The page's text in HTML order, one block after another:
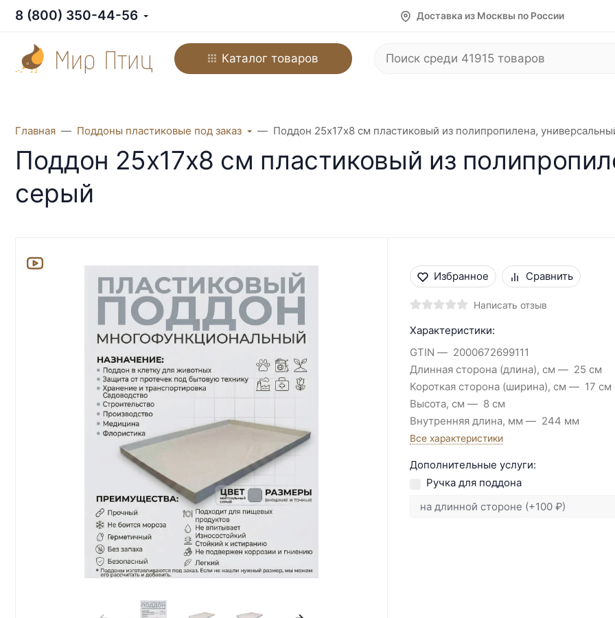
8 (800) 350-44-56 Доставка из Москвы по России
Каталог товаров
Главная Поддоны пластиковые под заказ Поддон 25х17х8 см пластиковый из полипропилена,
Поддон 25х17х8 см пластиковый из
серый
Избранное Сравнить
Написать отзыв
Характеристики:
GTIN
2000672699111
Длинная сторона (длина), см
25 см
Короткая сторона (ширина), см
17 см
Высота, см
8 см
Внутренняя длина, мм
244 мм
Все характеристики
Дополнительные услуги:
Ручка для поддона